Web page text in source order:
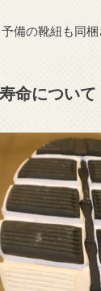
備の靴紐も同梱
命について